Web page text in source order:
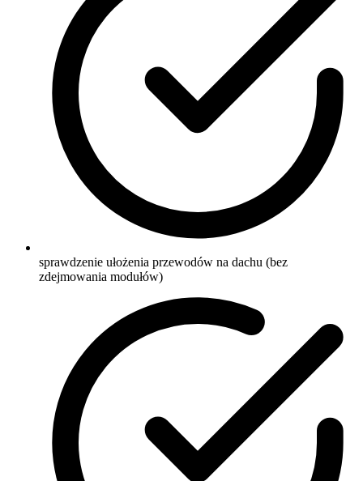
sprawdzenie ułożenia przewodów na dachu (bez
zdejmowania modułów)